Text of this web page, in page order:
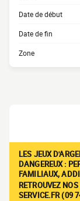
Date de début
Date de fin
Zone
LES JEUX
DANGEREUX :
FAMILIAUX,
RETROUVEZ
SERVICE.FR (09